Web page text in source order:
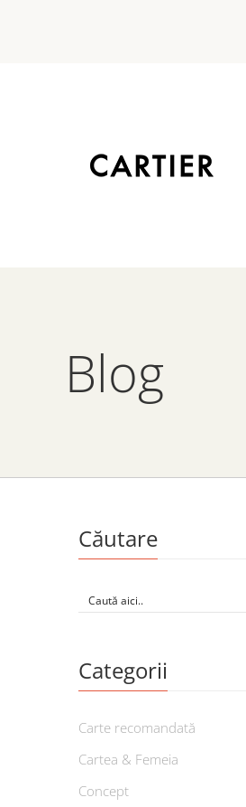
Blog
Căutare
Categorii
Carte recomandată
Cartea & Femeia
Concept